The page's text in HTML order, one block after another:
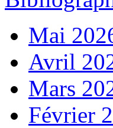
Mai
Avril
Mars
Février